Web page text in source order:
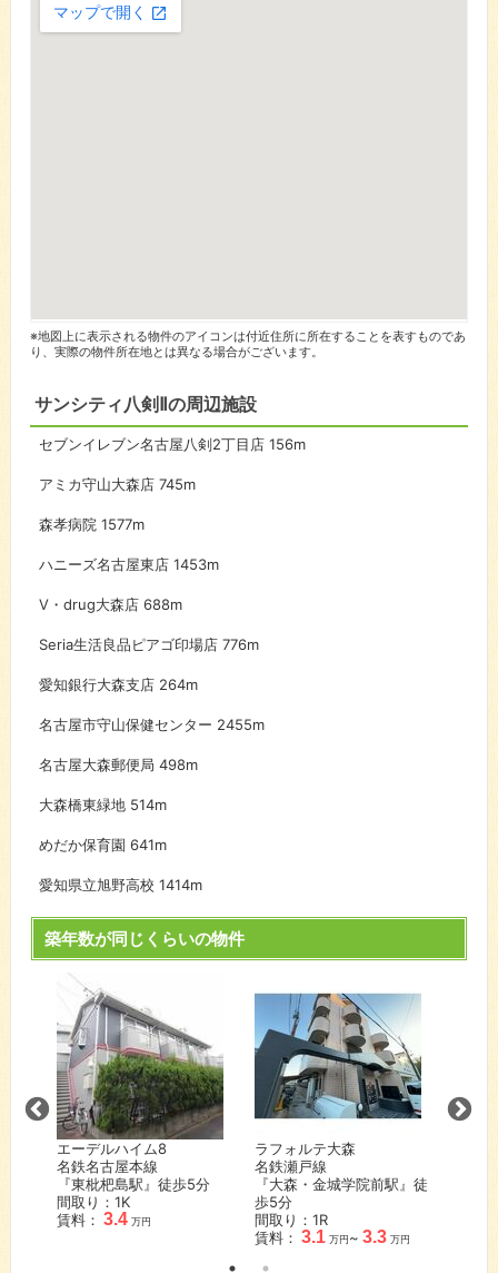
※地図上に表示される物件のアイコンは付近住所に所在することを表すものであ
り、実際の物件所在地とは異なる場合がございます。
サンシティ八剣Ⅱの周辺施設
セブンイレブン名古屋八剣2丁目店 156m
アミカ守山大森店 745m
森孝病院 1577m
ハニーズ名古屋東店 1453m
V・drug大森店 688m
Seria生活良品ピアゴ印場店 776m
愛知銀行大森支店 264m
名古屋市守山保健センター 2455m
名古屋大森郵便局 498m
大森橋東緑地 514m
めだか保育園 641m
愛知県立旭野高校 1414m
築年数が同じくらいの物件
エーデルハイム8
名鉄名古屋本線
『東枇杷島駅』徒歩5分
間取り：1K
賃料： 3.4 万円
ラフォルテ大森
名鉄瀬戸線
『大森・金城学院前駅』徒
歩5分
間取り：1R
賃料： 3.1 万円~ 3.3 万円